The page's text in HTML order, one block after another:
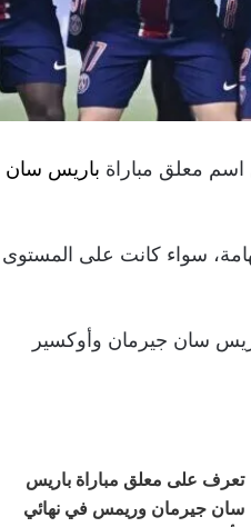
معلق مباراة باريس سان
سواء كانت على المستوى
سان جيرمان وأوكسير
تعرف على معلق مباراة باريس
سان جيرمان وريمس في نهائي